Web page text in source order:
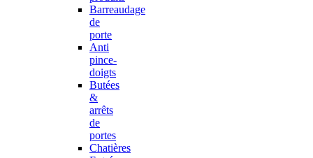
Barreaudage
de
porte
Anti
pince-
doigts
Butées
&
arrêts
de
portes
Chatières